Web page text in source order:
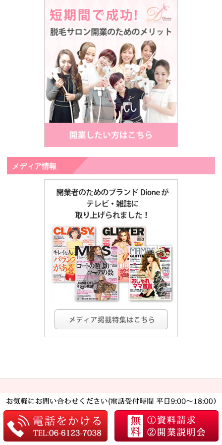
メディア情報
Dione®フランチャイズ募集
業務用脱毛機・販売 カレンとの出会い 最新情報